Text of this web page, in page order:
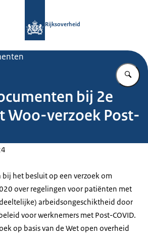
Rijksoverheid
bij 2e
Woo-verzoek Post-
het besluit op een verzoek om
over regelingen voor patiënten met
arbeidsongeschiktheid door
voor werknemers met Post-COVID.
op basis van de Wet open overheid